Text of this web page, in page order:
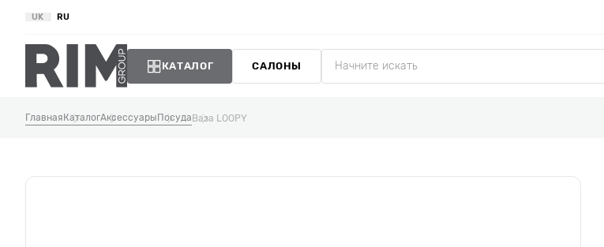
UK RU
КАТАЛОГ САЛОНЫ
Главная КаталогАксессуары ПосудаВаза LOOPY